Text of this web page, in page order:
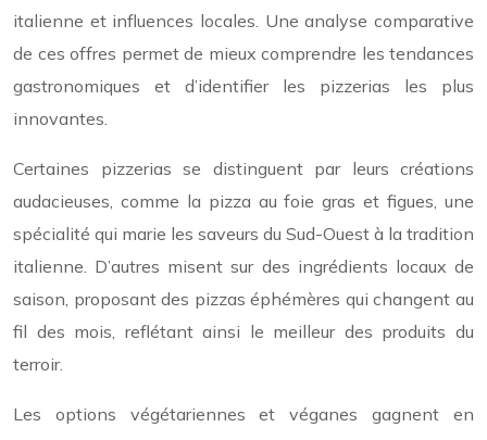
italienne et influences locales. Une analyse comparative
de ces offres permet de mieux comprendre les tendances
gastronomiques et d’identifier les pizzerias les plus
innovantes.
Certaines pizzerias se distinguent par leurs créations
audacieuses, comme la pizza au foie gras et figues, une
spécialité qui marie les saveurs du Sud-Ouest à la tradition
italienne. D’autres misent sur des ingrédients locaux de
saison, proposant des pizzas éphémères qui changent au
fil des mois, reflétant ainsi le meilleur des produits du
terroir.
Les options végétariennes et véganes gagnent en